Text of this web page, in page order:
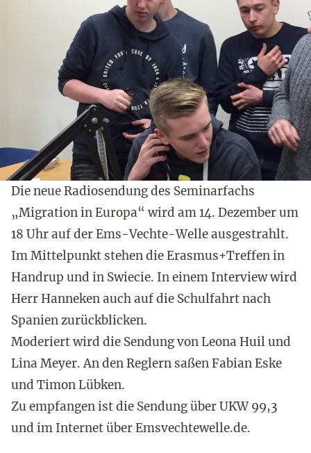
Die neue Radiosendung des Seminarfachs
„Migration in Europa“ wird am 14. Dezember um
18 Uhr auf der Ems-Vechte-Welle ausgestrahlt.
Im Mittelpunkt stehen die Erasmus+Treffen in
Handrup und in Swiecie. In einem Interview wird
Herr Hanneken auch auf die Schulfahrt nach
Spanien zurückblicken.
Moderiert wird die Sendung von Leona Huil und
Lina Meyer. An den Reglern saßen Fabian Eske
und Timon Lübken.
Zu empfangen ist die Sendung über UKW 99,3
und im Internet über Emsvechtewelle.de.